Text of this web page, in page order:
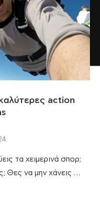
action
τα χειμερινά σπορ;
Θες να μην χάνεις …